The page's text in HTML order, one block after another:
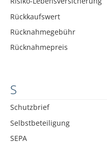
Rückkaufswert
Rücknahmegebühr
Rücknahmepreis
S
Schutzbrief
Selbstbeteiligung
SEPA